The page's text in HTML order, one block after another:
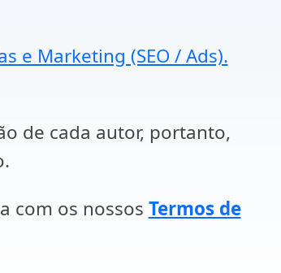
e Marketing (SEO / Ads).
de cada autor, portanto,
com os nossos Termos de